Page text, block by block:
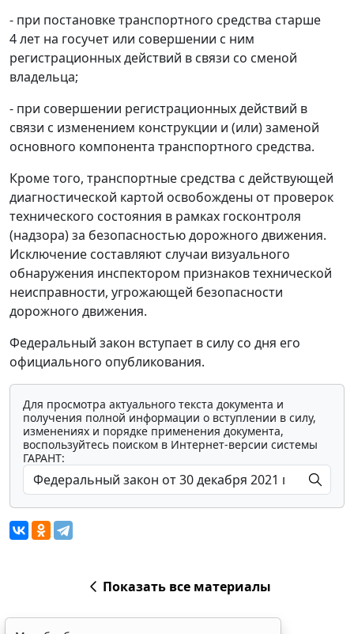
- при постановке транспортного средства старше
4 лет на госучет или совершении с ним
регистрационных действий в связи со сменой
владельца;
- при совершении регистрационных действий в
связи с изменением конструкции и (или) заменой
основного компонента транспортного средства.
Кроме того, транспортные средства с действующей
диагностической картой освобождены от проверок
технического состояния в рамках госконтроля
(надзора) за безопасностью дорожного движения.
Исключение составляют случаи визуального
обнаружения инспектором признаков технической
неисправности, угрожающей безопасности
дорожного движения.
Федеральный закон вступает в силу со дня его
официального опубликования.
Для просмотра актуального текста документа и
получения полной информации о вступлении в силу,
изменениях и порядке применения документа,
воспользуйтесь поиском в Интернет-версии системы
ГАРАНТ:
Показать все материалы